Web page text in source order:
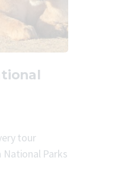
tour
National Parks